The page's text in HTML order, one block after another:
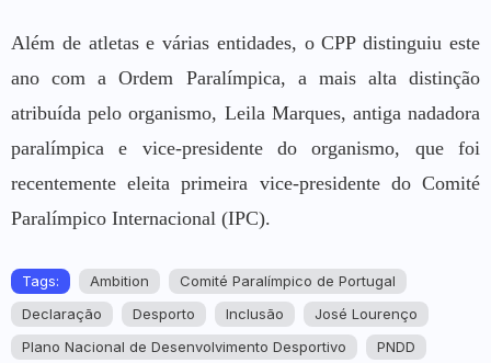
Além de atletas e várias entidades, o CPP distinguiu este
ano com a Ordem Paralímpica, a mais alta distinção
atribuída pelo organismo, Leila Marques, antiga nadadora
paralímpica e vice-presidente do organismo, que foi
recentemente eleita primeira vice-presidente do Comité
Paralímpico Internacional (IPC).
Tags: Ambition
Comité Paralímpico de Portugal
Declaração
Desporto Inclusão
José Lourenço
Plano Nacional de Desenvolvimento Desportivo
PNDD